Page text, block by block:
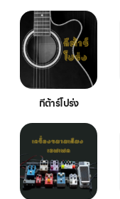
กีต้าร์โปร่ง